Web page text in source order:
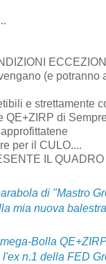
(e potranno
e strettamente
QE+ZIRP di
per il CULO....
IL
di "Mastro
mia nuova
Bolla
n.1 della FED